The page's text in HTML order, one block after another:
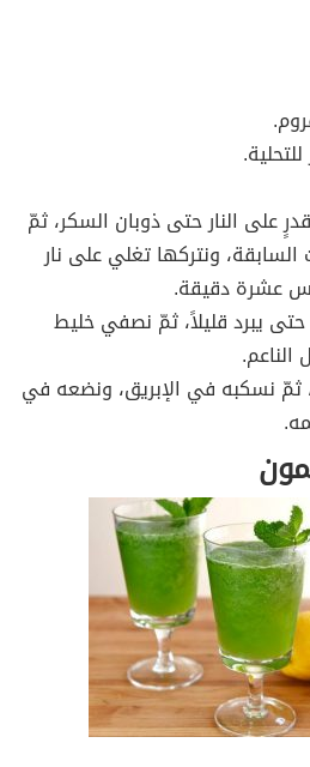
على النار حتى ذوبان السكر، ثمّ
ونتركها تغلي على نار
عشرة دقيقة.
حتى يبرد قليلاً، ثمّ نصفي خليط
ثمّ نسكبه في الإبريق، ونضعه في